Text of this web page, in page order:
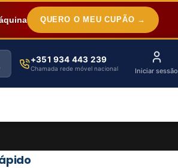
QUERO O MEU CUPÃO →
+351 934 443 239
Chamada rede móvel nacional Iniciar sessão